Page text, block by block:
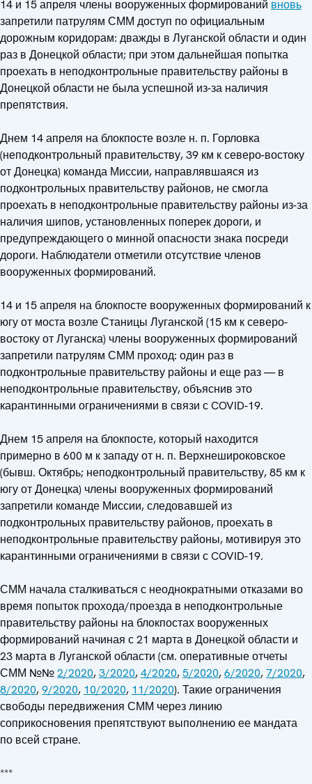
14 и 15 апреля члены вооруженных формирований вновь
запретили патрулям СММ доступ по официальным
дорожным коридорам: дважды в Луганской области и один
раз в Донецкой области; при этом дальнейшая попытка
проехать в неподконтрольные правительству районы в
Донецкой области не была успешной из-за наличия
препятствия.
Днем 14 апреля на блокпосте возле н. п. Горловка
(неподконтрольный правительству, 39 км к северо-востоку
от Донецка) команда Миссии, направлявшаяся из
подконтрольных правительству районов, не смогла
проехать в неподконтрольные правительству районы из-за
наличия шипов, установленных поперек дороги, и
предупреждающего о минной опасности знака посреди
дороги. Наблюдатели отметили отсутствие членов
вооруженных формирований.
14 и 15 апреля на блокпосте вооруженных формирований к
югу от моста возле Станицы Луганской (15 км к северо-
востоку от Луганска) члены вооруженных формирований
запретили патрулям СММ проход: один раз в
подконтрольные правительству районы и еще раз — в
неподконтрольные правительству, объяснив это
карантинными ограничениями в связи с COVID-19.
Днем 15 апреля на блокпосте, который находится
примерно в 600 м к западу от н. п. Верхнешироковское
(бывш. Октябрь; неподконтрольный правительству, 85 км к
югу от Донецка) члены вооруженных формирований
запретили команде Миссии, следовавшей из
подконтрольных правительству районов, проехать в
неподконтрольные правительству районы, мотивируя это
карантинными ограничениями в связи с COVID-19.
СММ начала сталкиваться с неоднократными отказами во
время попыток прохода/проезда в неподконтрольные
правительству районы на блокпостах вооруженных
формирований начиная с 21 марта в Донецкой области и
23 марта в Луганской области (см. оперативные отчеты
СММ №№2/2020,3/2020,4/2020,5/2020,6/2020,7/2020,
8/2020,9/2020, 10/2020, 11/2020). Такие ограничения
свободы передвижения СММ через линию
соприкосновения препятствуют выполнению ее мандата
по всей стране.
***